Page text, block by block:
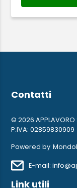
Contatti
© 2026 APPLAVORO
P.IVA: 02859830909
Powered by
E-mail:
Link utili